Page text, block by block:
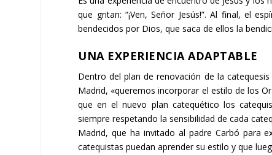
que gritan: “¡Ven, Señor Jesús!”. Al final, el
bendecidos por Dios, que saca de ellos la
UNA EXPERIENCIA ADAPTABLE
Dentro del plan de renovación de la
Madrid, «queremos incorporar el estilo de los
que en el nuevo plan catequético los
siempre respetando la sensibilidad de cada
Madrid, que ha invitado al padre Carbó para
catequistas puedan aprender su estilo y que